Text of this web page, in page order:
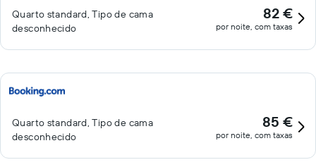
Quarto standard, Tipo de cama
desconhecido
82 €
por noite, com taxas
Quarto standard, Tipo de cama
desconhecido
85 €
por noite, com taxas